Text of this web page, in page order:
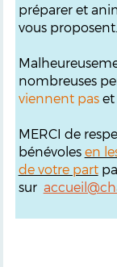
préparer et
vous proposent.
nombreuses
viennent paset
MERCI de
bénévoles en
de votre part
sur